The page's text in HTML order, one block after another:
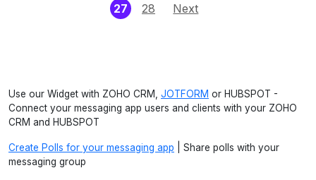
27(current)
28 Next
Use our Widget with ZOHO CRM, JOTFORM or HUBSPOT -
Connect your messaging app users and clients with your ZOHO
CRM and HUBSPOT
Create Polls for your messaging app | Share polls with your
messaging group